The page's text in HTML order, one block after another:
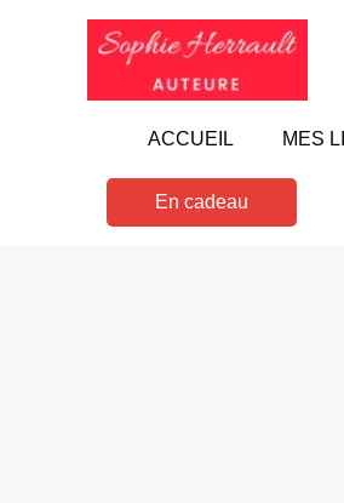
ACCUEIL MES
En cadeau